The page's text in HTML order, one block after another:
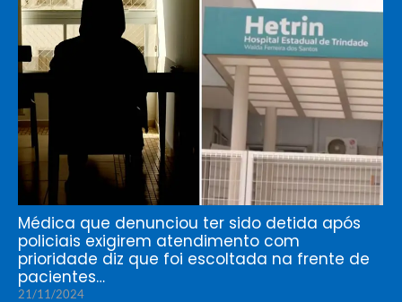
Médica que denunciou ter sido detida após
policiais exigirem atendimento com
prioridade diz que foi escoltada na frente de
pacientes…
21/11/2024